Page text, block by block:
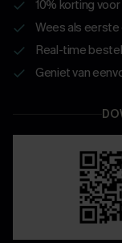
10% korting
Wees als
Real-time
Geniet van